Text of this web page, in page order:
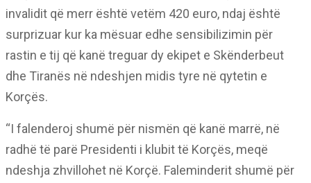
invalidit që merr është vetëm 420 euro, ndaj është
surprizuar kur ka mësuar edhe sensibilizimin për
rastin e tij që kanë treguar dy ekipet e Skënderbeut
dhe Tiranës në ndeshjen midis tyre në qytetin e
Korçës.
“I falenderoj shumë për nismën që kanë marrë, në
radhë të parë Presidenti i klubit të Korçës, meqë
ndeshja zhvillohet në Korçë. Faleminderit shumë për